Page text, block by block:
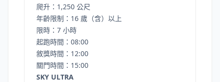
爬升：1,250 公尺
年齡限制：16 歲（含）以上
限時：7 小時
起跑時間：08:00
敘獎時間：12:00
關門時間：15:00
SKY ULTRA